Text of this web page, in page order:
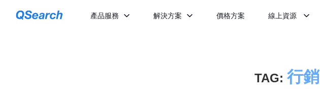
產品服務 解決方案 價格方案 線上資源
TAG:行銷